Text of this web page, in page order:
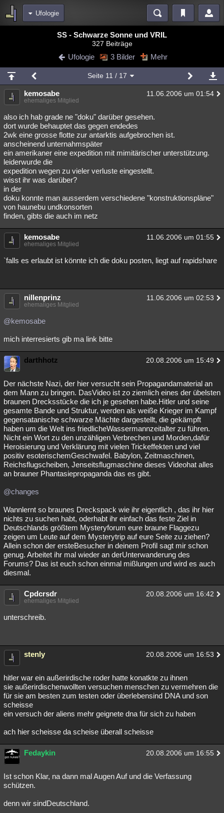
Ufologie
Blogs Videos
Chat Wiki Neuigkeiten
meine Rubriken
Menschen Wissenschaft Mystery Kriminalfälle
Spiritualität Verschwörungen Technologie
Natur Umfragen Unterhaltung
weitere Rubriken
Philosophie
Astronomie Helpdesk
Musik Clash Verbesserungen English
Übersichten
Besucht Teilgenommen Geschlossen
SS - Schwarze Sonne und VRIL
327 Beiträge
Ufologie 3 Bilder Mehr
Seite 11 / 17
kemosabe 11.06.2006 um 01:54
ehemaliges Mitglied
also ich hab grade ne "doku" darüber gesehen.
dort wurde behauptet das gegen endedes
2wk eine grosse flotte zur antarktis aufgebrochen ist.
anscheinend unternahmspäter
ein amerikaner eine expedition mit mimitärischer unterstützung.
leiderwurde die
expedition wegen zu vieler verluste eingestellt.
wisst ihr was darüber?
in der
doku konnte man ausserdem verschiedene "konstruktionspläne"
von haunebu undkonsorten
finden, gibts die auch im netz
kemosabe 11.06.2006 um 01:55
ehemaliges Mitglied
`falls es erlaubt ist könnte ich die doku posten, liegt auf rapidshare
nillenprinz 11.06.2006 um 02:53
ehemaliges Mitglied
@kemosabe
mich interresierts gib ma link bitte
darthhotz 20.08.2006 um 15:49
Der nächste Nazi, der hier versucht sein Propagandamaterial an
dem Mann zu bringen. DasVideo ist zo ziemlich eines der übelsten
braunen Drecksstücke die ich je gesehen habe.Hitler und seine
gesamte Bande und Struktur, werden als weiße Krieger im Kampf
gegensatanische schwarze Mächte dargestellt, die gekämpft
haben um die Welt ins friedlicheWassermannzeitalter zu führen.
Nicht ein Wort zu den unzähligen Verbrechen und Morden,dafür
Heroisierung und Verklärung mit vielen Trickeffekten und viel
positiv esoterischemGeschwafel. Babylon, Zeitmaschinen,
Reichsflugscheiben, Jenseitsflugmaschine dieses Videohat alles
an brauner Phantasiepropaganda das es gibt.
@changes
Wannlernt so braunes Dreckspack wie ihr eigentlich , das ihr hier
nichts zu suchen habt, oderhabt ihr einfach das feste Ziel in
Deutschlands größtem Mysteryforum eure braune Flaggezu
zeigen um Leute auf dem Mysterytrip auf eure Seite zu ziehen?
Allein schon der ersteBesucher in deinem Profil sagt mir schon
genug. Arbeitet ihr mal wieder an derUnterwanderung des
Forums? Das ist euch schon einmal mißlungen und wird es auch
diesmal.
Cpdcrsdr 20.08.2006 um 16:42
ehemaliges Mitglied
unterschreib.
stenly 20.08.2006 um 16:53
hitler war ein außerirdische roder hatte konatkte zu ihnen
sie außerirdischenwollten versuchen menschen zu vermehren die
für sie am besten zum testen oder überlebensind DNA und son
scheisse
ein versuch der aliens mehr geignete dna für sich zu haben
ach hier scheisse da scheise überall scheisse
Fedaykin 20.08.2006 um 16:55
Ist schon Klar, na dann mal Augen Auf und die Verfassung
schützen.
denn wir sindDeutschland.